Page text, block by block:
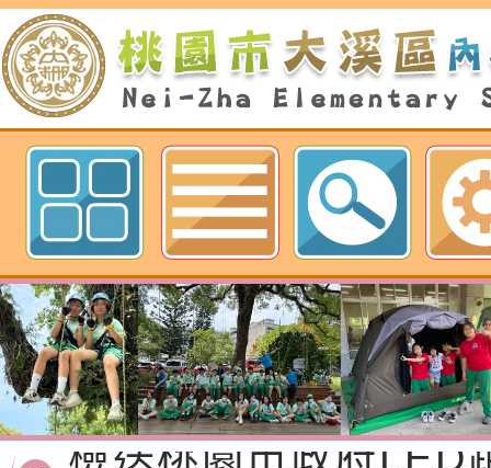
歡迎參觀：桃園市內柵國民小學網
檢送桃園市政府家庭
「115年度祖孫樂淘
節慶祝活動」海報電
函轉本府新聞處檢送
交通安全宣導標語播
檢送桃園市政府LED